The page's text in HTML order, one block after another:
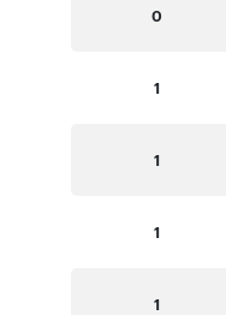
0
1
1
1
1